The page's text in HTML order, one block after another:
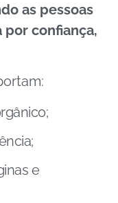
as pessoas
por confiança,
e